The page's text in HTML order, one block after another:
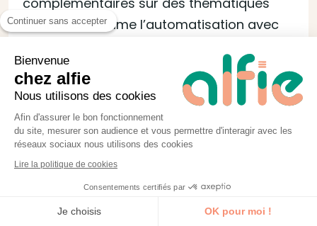
connexes comme l’automatisation avec
processus, ou la création de systèmes de
gestion de contenu ou CRM avancés.
L’idée est de vous accompagner sur la
durée, selon vos objectifs d’évolution.
L'équipe alfie
Continuer sans accepter
Bienvenue
chez alfie
Nous utilisons des cookies
Afin d'assurer le bon fonctionnement
du site, mesurer son audience et vous permettre d'interagir avec les
réseaux sociaux nous utilisons des cookies
Lire la politique de cookies
Consentements certifiés par
Je choisis OK pour moi !